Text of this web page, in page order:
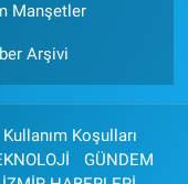
Manşetler
Arşivi
Kullanım Koşulları
GÜNDEM